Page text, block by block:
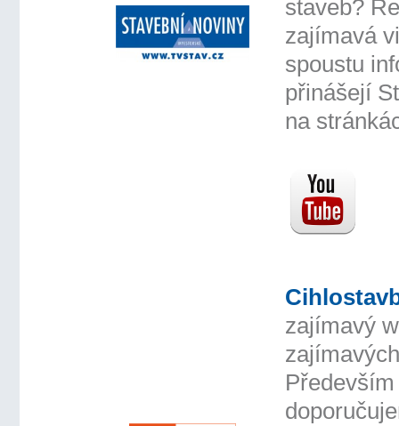
staveb?
zajímavá
spoustu
přinášejí
na
zajímavý
Především